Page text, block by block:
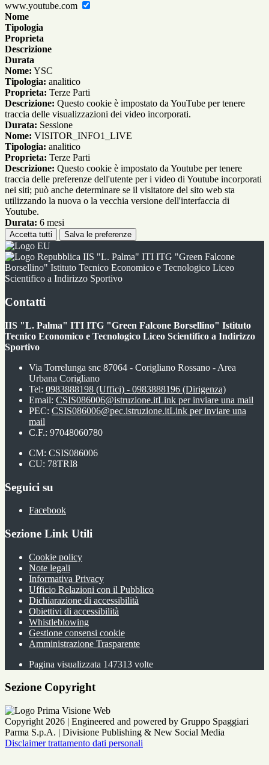
www.youtube.com
Nome
Tipologia
Proprieta
Descrizione
Durata
Nome: YSC
Tipologia: analitico
Proprieta: Terze Parti
Descrizione: Questo cookie è impostato da YouTube per tenere
traccia delle visualizzazioni dei video incorporati.
Durata: Sessione
Nome: VISITOR_INFO1_LIVE
Tipologia: analitico
Proprieta: Terze Parti
Descrizione: Questo cookie è impostato da Youtube per tenere
traccia delle preferenze dell'utente per i video di Youtube incorporati
nei siti; può anche determinare se il visitatore del sito web sta
utilizzando la nuova o la vecchia versione dell'interfaccia di
Youtube.
Durata: 6 mesi
Accetta tutti Salva le preferenze
IIS "L. Palma" ITI ITG "Green Falcone
Borsellino" Istituto Tecnico Economico e Tecnologico Liceo
Scientifico a Indirizzo Sportivo
Contatti
IIS "L. Palma" ITI ITG "Green Falcone Borsellino" Istituto
Tecnico Economico e Tecnologico Liceo Scientifico a Indirizzo
Sportivo
Via Torrelunga snc 87064 - Corigliano Rossano - Area
Urbana Corigliano
Tel: 0983888198 (Uffici) - 0983888196 (Dirigenza)
Email: CSIS086006@istruzione.itLink per inviare una mail
PEC: CSIS086006@pec.istruzione.itLink per inviare una
mail
C.F.: 97048060780
CM: CSIS086006
CU: 78TRI8
Seguici su
Facebook
Sezione Link Utili
Cookie policy
Note legali
Informativa Privacy
Ufficio Relazioni con il Pubblico
Dichiarazione di accessibilità
Obiettivi di accessibilità
Whistleblowing
Gestione consensi cookie
Amministrazione Trasparente
Pagina visualizzata 147313 volte
Sezione Copyright
Copyright 2026 | Engineered and powered by Gruppo Spaggiari
Parma S.p.A. | Divisione Publishing & New Social Media
Disclaimer trattamento dati personali